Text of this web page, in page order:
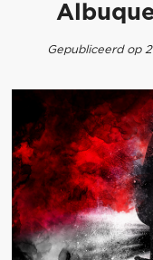
Gepubliceerd op